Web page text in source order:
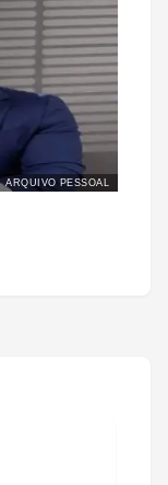
ARQUIVO PESSOAL